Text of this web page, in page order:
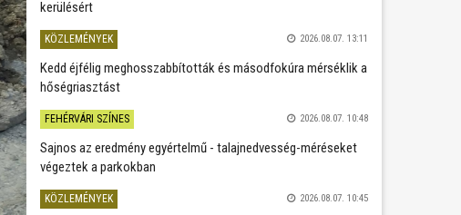
kerülésért
KÖZLEMÉNYEK 2026.08.07. 13:11
Kedd éjfélig meghosszabbították és másodfokúra mérséklik a
hőségriasztást
FEHÉRVÁRI SZÍNES 2026.08.07. 10:48
Sajnos az eredmény egyértelmű - talajnedvesség-méréseket
végeztek a parkokban
KÖZLEMÉNYEK 2026.08.07. 10:45